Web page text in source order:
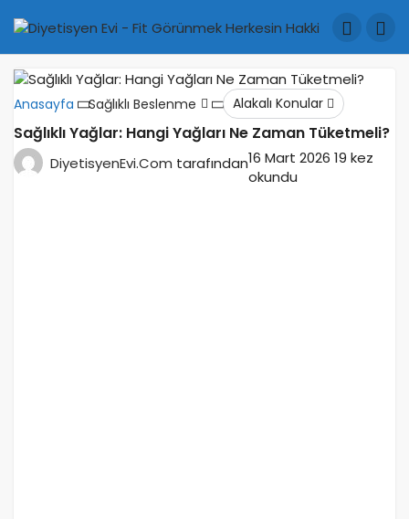
Anasayfa Sağlıklı Beslenme Alakalı Konular
Sağlıklı Yağlar: Hangi Yağları Ne Zaman Tüketmeli?
DiyetisyenEvi.Com tarafından16 Mart 2026 19 kez
okundu